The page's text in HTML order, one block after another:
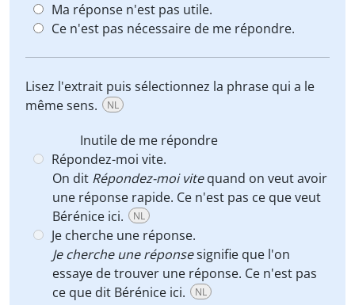
Ma réponse n'est pas utile.
Ce n'est pas nécessaire de me répondre.
Lisez l'extrait puis sélectionnez la phrase qui a le
même sens.
NL
Inutile de me répondre
Répondez-moi vite.
On dit Répondez-moi vitequand on veut avoir
une réponse rapide. Ce n'est pas ce que veut
Bérénice ici.
NL
Je cherche une réponse.
Je cherche une réponsesignifie que l'on
essaye de trouver une réponse. Ce n'est pas
ce que dit Bérénice ici.
NL